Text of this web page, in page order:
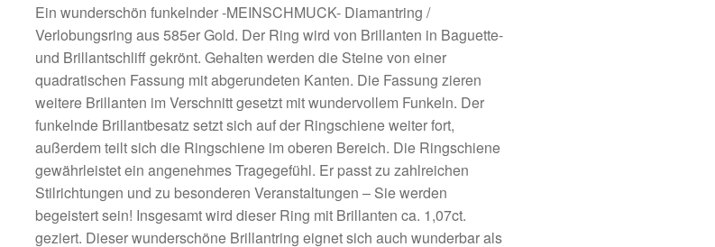
Ein wunderschön funkelnder -MEINSCHMUCK- Diamantring /
Verlobungsring aus 585er Gold. Der Ring wird von Brillanten in Baguette-
und Brillantschliff gekrönt. Gehalten werden die Steine von einer
quadratischen Fassung mit abgerundeten Kanten. Die Fassung zieren
weitere Brillanten im Verschnitt gesetzt mit wundervollem Funkeln. Der
funkelnde Brillantbesatz setzt sich auf der Ringschiene weiter fort,
außerdem teilt sich die Ringschiene im oberen Bereich. Die Ringschiene
gewährleistet ein angenehmes Tragegefühl. Er passt zu zahlreichen
Stilrichtungen und zu besonderen Veranstaltungen – Sie werden
begeistert sein! Insgesamt wird dieser Ring mit Brillanten ca. 1,07ct.
geziert. Dieser wunderschöne Brillantring eignet sich auch wunderbar als